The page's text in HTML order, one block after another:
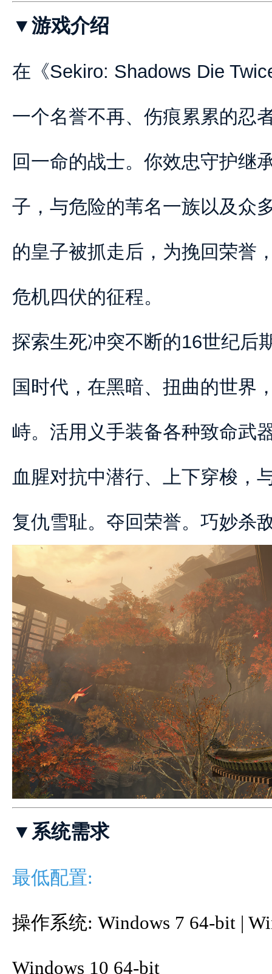
▼游戏介绍
在《Sekiro: Shadows Die
一个名誉不再、伤痕累累的忍
回一命的战士。你效忠守护继
子，与危险的苇名一族以及众
的皇子被抓走后，为挽回荣誉
危机四伏的征程。
探索生死冲突不断的16世纪后
国时代，在黑暗、扭曲的世界
峙。活用义手装备各种致命武
血腥对抗中潜行、上下穿梭，
复仇雪耻。夺回荣誉。巧妙杀
▼系统需求
最低配置:
操作系统: Windows 7 64-bit |
Windows 10 64-bit